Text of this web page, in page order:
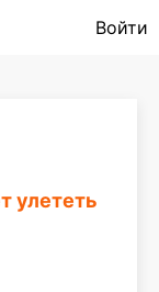
Войти
улететь